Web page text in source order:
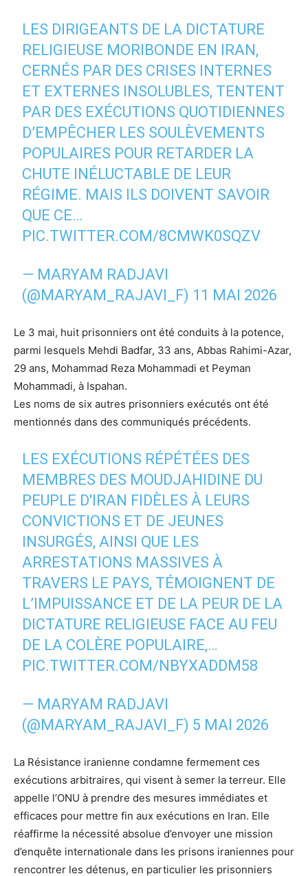
LES DIRIGEANTS DE LA DICTATURE
RELIGIEUSE MORIBONDE EN IRAN,
CERNÉS PAR DES CRISES INTERNES
ET EXTERNES INSOLUBLES, TENTENT
PAR DES EXÉCUTIONS QUOTIDIENNES
D’EMPÊCHER LES SOULÈVEMENTS
POPULAIRES POUR RETARDER LA
CHUTE INÉLUCTABLE DE LEUR
RÉGIME. MAIS ILS DOIVENT SAVOIR
QUE CE…
PIC.TWITTER.COM/8CMWK0SQZV
— MARYAM RADJAVI
(@MARYAM_RAJAVI_F) 11 MAI 2026
Le 3 mai, huit prisonniers ont été conduits à la potence,
parmi lesquels Mehdi Badfar, 33 ans, Abbas Rahimi-Azar,
29 ans, Mohammad Reza Mohammadi et Peyman
Mohammadi, à Ispahan.
Les noms de six autres prisonniers exécutés ont été
mentionnés dans des communiqués précédents.
LES EXÉCUTIONS RÉPÉTÉES DES
MEMBRES DES MOUDJAHIDINE DU
PEUPLE D'IRAN FIDÈLES À LEURS
CONVICTIONS ET DE JEUNES
INSURGÉS, AINSI QUE LES
ARRESTATIONS MASSIVES À
TRAVERS LE PAYS, TÉMOIGNENT DE
L’IMPUISSANCE ET DE LA PEUR DE LA
DICTATURE RELIGIEUSE FACE AU FEU
DE LA COLÈRE POPULAIRE,…
PIC.TWITTER.COM/NBYXADDM58
— MARYAM RADJAVI
(@MARYAM_RAJAVI_F) 5 MAI 2026
La Résistance iranienne condamne fermement ces
exécutions arbitraires, qui visent à semer la terreur. Elle
appelle l’ONU à prendre des mesures immédiates et
efficaces pour mettre fin aux exécutions en Iran. Elle
réaffirme la nécessité absolue d’envoyer une mission
d’enquête internationale dans les prisons iraniennes pour
rencontrer les détenus, en particulier les prisonniers